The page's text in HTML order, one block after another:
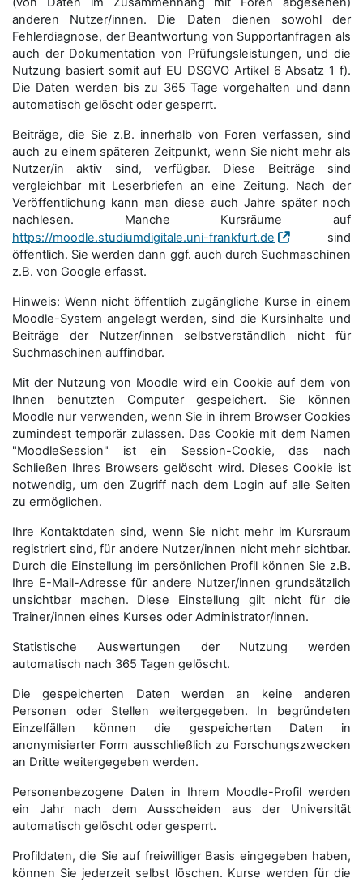
anderen Nutzer/innen. Die Daten dienen sowohl der
Fehlerdiagnose, der Beantwortung von Supportanfragen als
auch der Dokumentation von Prüfungsleistungen, und die
Nutzung basiert somit auf EU DSGVO Artikel 6 Absatz 1 f).
Die Daten werden bis zu 365 Tage vorgehalten und dann
automatisch gelöscht oder gesperrt.
Beiträge, die Sie z.B. innerhalb von Foren verfassen, sind
auch zu einem späteren Zeitpunkt, wenn Sie nicht mehr als
Nutzer/in aktiv sind, verfügbar. Diese Beiträge sind
vergleichbar mit Leserbriefen an eine Zeitung. Nach der
Veröffentlichung kann man diese auch Jahre später noch
nachlesen. Manche Kursräume auf
https://moodle.studiumdigitale.uni-frankfurt.de
sind
öffentlich. Sie werden dann ggf. auch durch Suchmaschinen
z.B. von Google erfasst.
Hinweis: Wenn nicht öffentlich zugängliche Kurse in einem
Moodle-System angelegt werden, sind die Kursinhalte und
Beiträge der Nutzer/innen selbstverständlich nicht für
Suchmaschi­nen auffindbar.
Mit der Nutzung von Moodle wird ein Cookie auf dem von
Ihnen benutzten Computer gespeichert. Sie können
Moodle nur verwenden, wenn Sie in ihrem Browser Cookies
zumindest temporär zulassen. Das Cookie mit dem Namen
"MoodleSession" ist ein Session-Cookie, das nach
Schließen Ihres Browsers gelöscht wird. Dieses Cookie ist
notwendig, um den Zugriff nach dem Login auf alle Seiten
zu ermöglichen.
Ihre Kontaktdaten sind, wenn Sie nicht mehr im Kursraum
registriert sind, für andere Nutzer/innen nicht mehr sichtbar.
Durch die Einstellung im persönlichen Profil können Sie z.B.
Ihre E-Mail-Adresse für andere Nutzer/innen grundsätzlich
unsichtbar machen. Diese Einstellung gilt nicht für die
Trainer/innen eines Kurses oder Administrator/innen.
Statistische Auswertungen der Nutzung werden
automatisch nach 365 Tagen gelöscht.
Die gespeicherten Daten werden an keine anderen
Personen oder Stellen weitergegeben. In begründeten
Einzelfällen können die gespeicherten Daten in
anonymisierter Form aus­schließ­lich zu Forschungszwecken
an Dritte weitergegeben werden.
Personenbezogene Daten in Ihrem Moodle-Profil werden
ein Jahr nach dem Ausscheiden aus der Universität
automatisch gelöscht oder gesperrt.
Profildaten, die Sie auf freiwilliger Basis eingegeben haben,
können Sie jederzeit selbst löschen. Kurse werden für die